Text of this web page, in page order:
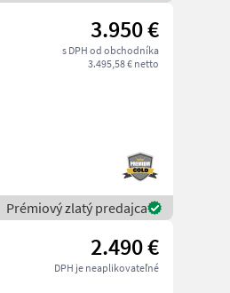
3.950 €
s DPH od obchodníka
3.495,58 € netto
Prémiový zlatý predajca
2.490 €
DPH je neaplikovateľné